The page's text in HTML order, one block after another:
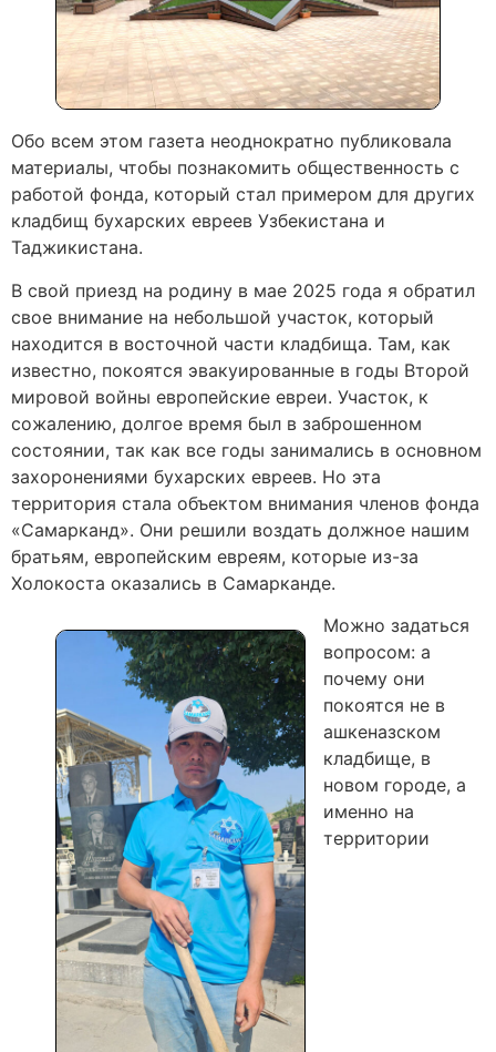
Обо всем этом газета неоднократно публиковала
материалы, чтобы познакомить общественность с
работой фонда, который стал примером для других
кладбищ бухарских евреев Узбекистана и
Таджикистана.
В свой приезд на родину в мае 2025 года я обратил
свое внимание на небольшой участок, который
находится в восточной части кладбища. Там, как
известно, покоятся эвакуированные в годы Второй
мировой войны европейские евреи. Участок, к
сожалению, долгое время был в заброшенном
состоянии, так как все годы занимались в основном
захоронениями бухарских евреев. Но эта
территория стала объектом внимания членов фонда
«Самарканд». Они решили воздать должное нашим
братьям, европейским евреям, которые из-за
Холокоста оказались в Самарканде.
Можно задаться
вопросом: а
почему они
покоятся не в
ашкеназском
кладбище, в
новом городе, а
именно на
территории